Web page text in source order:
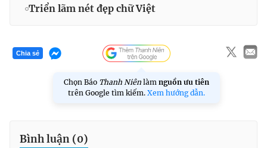
Triển lãm nét đẹp chữ Việt
Chia sẻ
Chọn Báo Thanh Niên làm nguồn ưu tiên
trên Google tìm kiếm. Xem hướng dẫn.
Bình luận (0)